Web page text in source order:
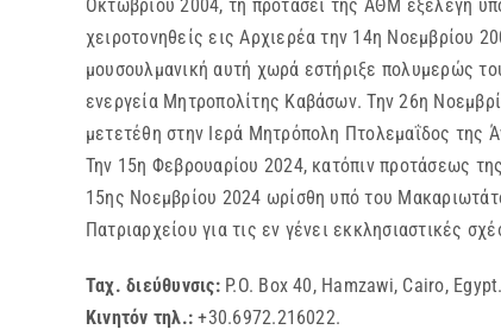
Οκτωβρίου 2004, τη προτάσει της ΑΘΜ εξελέγη
χειροτονηθείς εις Αρχιερέα την 14η Νοεμβρίου
μουσουλμανική αυτή χωρά εστήριξε πολυμερώς
ενεργεία Μητροπολίτης Καβάσων. Την 26η
μετετέθη στην Ιερά Μητρόπολη Πτολεμαΐδος της
Την 15η Φεβρουαρίου 2024, κατόπιν προτάσεως
15ης Νοεμβρίου 2024 ωρίσθη υπό του
Πατριαρχείου για τις εν γένει εκκλησιαστικές
Ταχ. διεύθυνσις:P.O. Box 40, Hamzawi, Cairo, Egypt.
Κινητόν τηλ.: +30.6972.216022.